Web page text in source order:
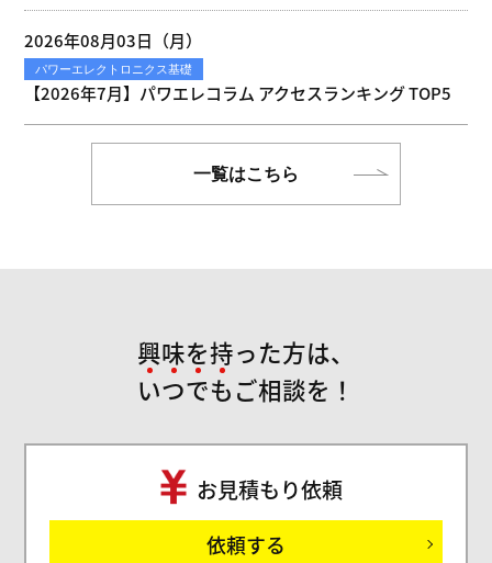
2026年08月03日（月）
パワーエレクトロニクス基礎
【2026年7月】パワエレコラム アクセスランキング TOP5
一覧はこちら
興味を持った方は、
いつでもご相談を！
お見積もり依頼
依頼する